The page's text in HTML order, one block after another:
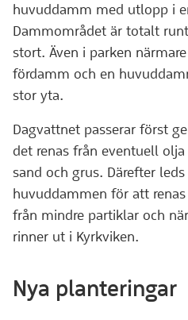
huvuddamm med utlopp i
Dammområdet är totalt
stort. Även i parken
fördamm och en
stor yta.
Dagvattnet passerar först
det renas från eventuell
sand och grus. Därefter
huvuddammen för att
från mindre partiklar och
rinner ut i Kyrkviken.
Nya planteringar